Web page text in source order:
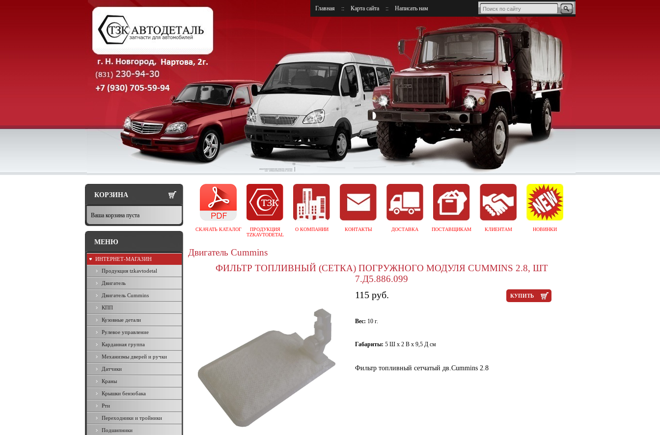
Главная :: Карта сайта :: Написать нам
СКАЧАТЬ КАТАЛОГ
ПРОДУКЦИЯ
TZKAVTODETAL
О КОМПАНИИ КОНТАКТЫ ДОСТАВКА ПОСТАВЩИКАМ КЛИЕНТАМ НОВИНКИ
Двигатель Cummins
ФИЛЬТР ТОПЛИВНЫЙ (СЕТКА) ПОГРУЖНОГО МОДУЛЯ CUMMINS 2.8, ШТ
7.Д5.886.099
115 руб. КУПИТЬ
Вес: 10 г.
Габариты: 5 Ш х 2 В х 9,5 Д см
Фильтр топливный сетчатый дв.Cummins 2.8
КОРЗИНА
Ваша корзина пуста
МЕНЮ
ИНТЕРНЕТ-МАГАЗИН
Продукция tzkavtodetal
Двигатель
Двигатель Cummins
КПП
Кузовные детали
Рулевое управление
Карданная группа
Механизмы дверей и ручки
Датчики
Краны
Крышки бензобака
Рти
Переходники и тройники
Подшипники